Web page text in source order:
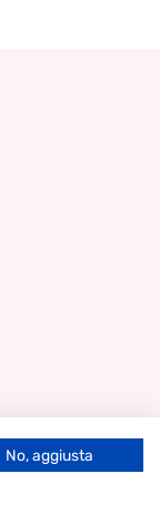
No, aggiusta